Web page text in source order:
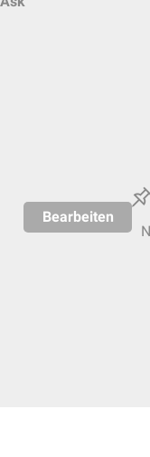
Bearbeiten